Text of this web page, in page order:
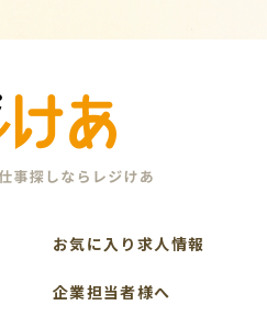
お気に入り求人情報
企業担当者様へ